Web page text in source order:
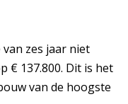
zes jaar niet
€ 137.800. Dit is het
van de hoogste